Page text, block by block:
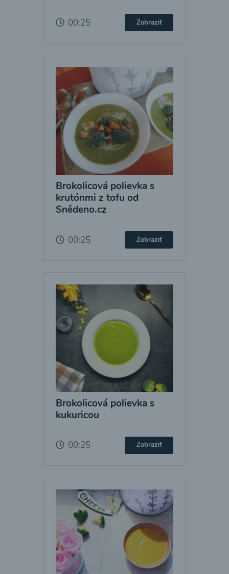
00:25 Zobraziť
Brokolicová polievka s
krutónmi z tofu od
Snědeno.cz
00:25 Zobraziť
Brokolicová polievka s
kukuricou
00:25 Zobraziť